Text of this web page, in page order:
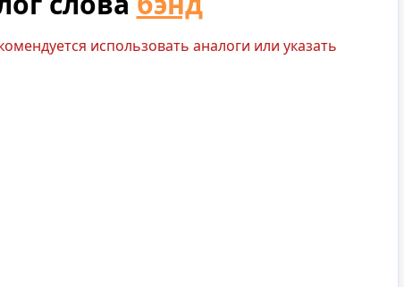
использовать аналоги или указать